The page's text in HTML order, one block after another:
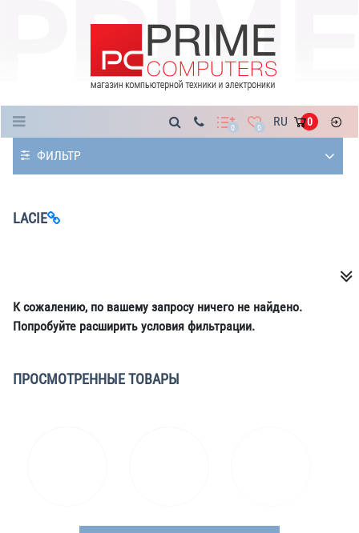
0 0 RU 0
ФИЛЬТР
LACIE
К сожалению, по вашему запросу ничего не найдено.
Попробуйте расширить условия фильтрации.
ПРОСМОТРЕННЫЕ ТОВАРЫ